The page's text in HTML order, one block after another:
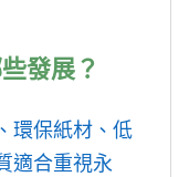
發展？
環保紙材、低
適合重視永